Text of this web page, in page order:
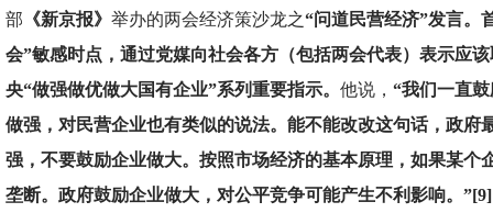
部 《新京报》 举办的两会经济策沙龙之“问道民营经济”发言。
会”敏感时点，通过党媒向社会各方（包括两会代表）表示应
央“做强做优做大国有企业”系列重要指示。 他说， “我们一直
做强，对民营企业也有类似的说法。能不能改改这句话，政府
强，不要鼓励企业做大。按照市场经济的基本原理，如果某个
垄断。政府鼓励企业做大，对公平竞争可能产生不利影响。”[9]